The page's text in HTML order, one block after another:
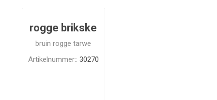
rogge brikske
bruin rogge tarwe
Artikelnummer:: 30270